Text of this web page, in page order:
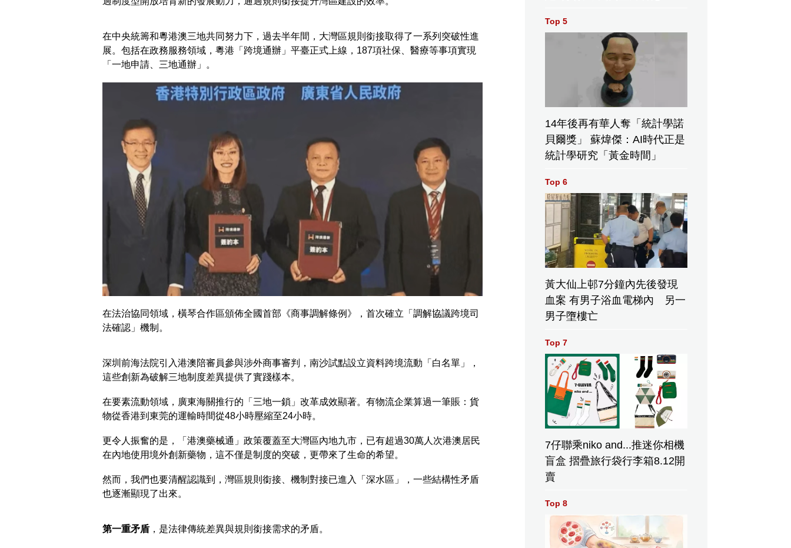
在中央統籌和粵港澳三地共同努力下，過去半年間，大灣區規則銜接取得了一系列突破性進
展。包括在政務服務領域，粵港「跨境通辦」平臺正式上線，187項社保、醫療等事項實現
「一地申請、三地通辦」。
在法治協同領域，橫琴合作區頒佈全國首部《商事調解條例》，首次確立「調解協議跨境司
法確認」機制。
深圳前海法院引入港澳陪審員參與涉外商事審判，南沙試點設立資料跨境流動「白名單」，
這些創新為破解三地制度差異提供了實踐樣本。
在要素流動領域，廣東海關推行的「三地一鎖」改革成效顯著。有物流企業算過一筆賬：貨
物從香港到東莞的運輸時間從48小時壓縮至24小時。
更令人振奮的是，「港澳藥械通」政策覆蓋至大灣區內地九市，已有超過30萬人次港澳居民
在內地使用境外創新藥物，這不僅是制度的突破，更帶來了生命的希望。
然而，我們也要清醒認識到，灣區規則銜接、機制對接已進入「深水區」，一些結構性矛盾
也逐漸顯現了出來。
第一重矛盾 ，是法律傳統差異與規則銜接需求的矛盾。
Top 5
14年後再有華人奪「統計學諾
貝爾獎」 蘇煒傑：AI時代正是
統計學研究「黃金時間」
Top 6
黃大仙上邨7分鐘內先後發現
血案 有男子浴血電梯內 另一
男子墮樓亡
Top 7
7仔聯乘niko and...推迷你相機
盲盒 摺疊旅行袋行李箱8.12開
賣
Top 8